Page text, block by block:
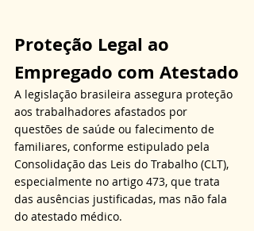
Proteção Legal ao
Empregado com Atestado
A legislação brasileira assegura proteção
aos trabalhadores afastados por
questões de saúde ou falecimento de
familiares, conforme estipulado pela
Consolidação das Leis do Trabalho (CLT),
especialmente no artigo 473, que trata
das ausências justificadas, mas não fala
do atestado médico.